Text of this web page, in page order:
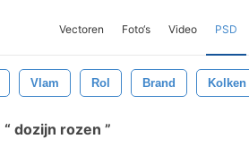
Vectoren Foto‘s Video PSD
Vlam Rol Brand Kolken
dozijn rozen